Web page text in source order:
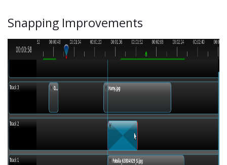
Snapping Improvements